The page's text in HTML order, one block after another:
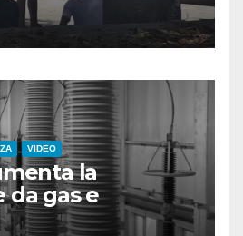
e Francia
VIDEO
la
da gas e